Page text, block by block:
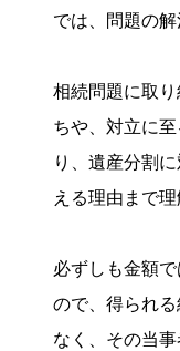
では、問題の解
相続問題に取
ちや、対立に
り、遺産分割
える理由まで理
必ずしも金額
ので、得られ
なく、その当